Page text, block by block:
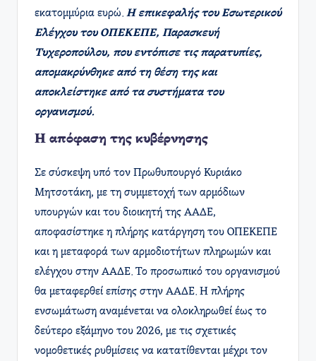
εκατομμύρια ευρώ. Η επικεφαλής του Εσωτερικού
Ελέγχου του ΟΠΕΚΕΠΕ, Παρασκευή
Τυχεροπούλου, που εντόπισε τις παρατυπίες,
απομακρύνθηκε από τη θέση της και
αποκλείστηκε από τα συστήματα του
οργανισμού.
Η απόφαση της κυβέρνησης
Σε σύσκεψη υπό τον Πρωθυπουργό Κυριάκο
Μητσοτάκη, με τη συμμετοχή των αρμόδιων
υπουργών και του διοικητή της ΑΑΔΕ,
αποφασίστηκε η πλήρης κατάργηση του ΟΠΕΚΕΠΕ
και η μεταφορά των αρμοδιοτήτων πληρωμών και
ελέγχου στην ΑΑΔΕ. Το προσωπικό του οργανισμού
θα μεταφερθεί επίσης στην ΑΑΔΕ. Η πλήρης
ενσωμάτωση αναμένεται να ολοκληρωθεί έως το
δεύτερο εξάμηνο του 2026, με τις σχετικές
νομοθετικές ρυθμίσεις να κατατίθενται μέχρι τον